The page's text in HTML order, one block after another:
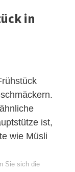
in
ist,
wie Müsli
Sie sich die